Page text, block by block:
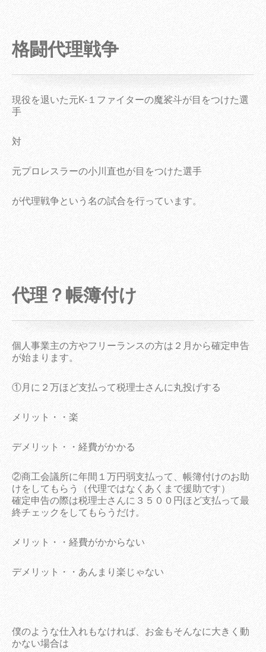
格闘代理戦争
現役を退いた元K-１ファイターの魔裟斗が目をつけた選
手
対
元プロレスラーの小川直也が目をつけた選手
が代理戦争という名の試合を行っています。
代理？帳簿付け
個人事業主の方やフリーランスの方は２月から確定申告
が始まります。
①月に２万ほど支払って税理士さんに丸投げする
メリット・・楽
デメリット・・経費がかかる
②商工会議所に年間１万円弱支払って、帳簿付けのお助
けをしてもらう（代理ではなくあくまで援助です）
確定申告の際は税理士さんに３５００円ほど支払って最
終チェックをしてもらうだけ。
メリット・・経費がかからない
デメリット・・あんまり楽じゃない
僕のような仕入れもなければ、お金もそんなに大きく動
かない場合は